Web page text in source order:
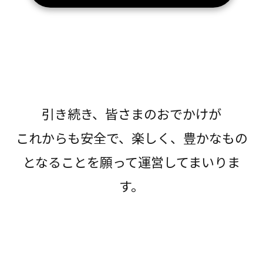
引き続き、皆さまのおでかけが
これからも安全で、楽しく、豊かなもの
となることを願って運営してまいりま
す。